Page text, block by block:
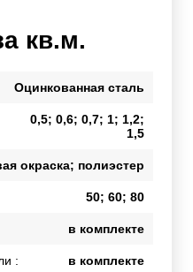
кв.м.
Оцинкованная сталь
0,5; 0,6; 0,7; 1; 1,2;
1,5
окраска; полиэстер
50; 60; 80
в комплекте
: в комплекте